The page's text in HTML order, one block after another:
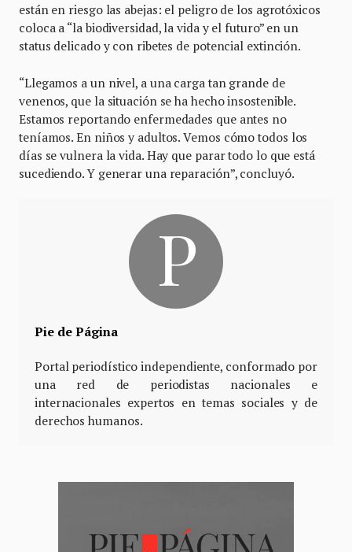
están en riesgo las abejas: el peligro de los agrotóxicos
coloca a “la biodiversidad, la vida y el futuro” en un
status delicado y con ribetes de potencial extinción.
“Llegamos a un nivel, a una carga tan grande de
venenos, que la situación se ha hecho insostenible.
Estamos reportando enfermedades que antes no
teníamos. En niños y adultos. Vemos cómo todos los
días se vulnera la vida. Hay que parar todo lo que está
sucediendo. Y generar una reparación”, concluyó.
Pie de Página
Portal periodístico independiente, conformado por
una red de periodistas nacionales e
internacionales expertos en temas sociales y de
derechos humanos.